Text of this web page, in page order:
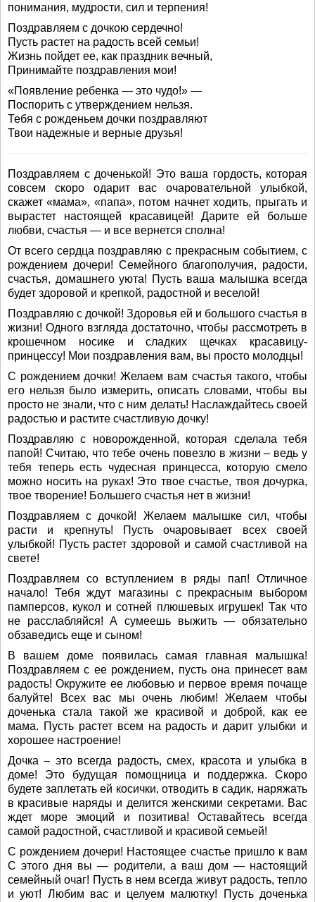
понимания, мудрости, сил и терпения!
Поздравляем с дочкою сердечно!
Пусть растет на радость всей семьи!
Жизнь пойдет ее, как праздник вечный,
Принимайте поздравления мои!
«Появление ребенка — это чудо!» —
Поспорить с утверждением нельзя.
Тебя с рожденьем дочки поздравляют
Твои надежные и верные друзья!
Поздравляем с доченькой! Это ваша гордость, которая
совсем скоро одарит вас очаровательной улыбкой,
скажет «мама», «папа», потом начнет ходить, прыгать и
вырастет настоящей красавицей! Дарите ей больше
любви, счастья — и все вернется сполна!
От всего сердца поздравляю с прекрасным событием, с
рождением дочери! Семейного благополучия, радости,
счастья, домашнего уюта! Пусть ваша малышка всегда
будет здоровой и крепкой, радостной и веселой!
Поздравляю с дочкой! Здоровья ей и большого счастья в
жизни! Одного взгляда достаточно, чтобы рассмотреть в
крошечном носике и сладких щечках красавицу-
принцессу! Мои поздравления вам, вы просто молодцы!
С рождением дочки! Желаем вам счастья такого, чтобы
его нельзя было измерить, описать словами, чтобы вы
просто не знали, что с ним делать! Наслаждайтесь своей
радостью и растите счастливую дочку!
Поздравляю с новорожденной, которая сделала тебя
папой! Считаю, что тебе очень повезло в жизни – ведь у
тебя теперь есть чудесная принцесса, которую смело
можно носить на руках! Это твое счастье, твоя дочурка,
твое творение! Большего счастья нет в жизни!
Поздравляем с дочкой! Желаем малышке сил, чтобы
расти и крепнуть! Пусть очаровывает всех своей
улыбкой! Пусть растет здоровой и самой счастливой на
свете!
Поздравляем со вступлением в ряды пап! Отличное
начало! Тебя ждут магазины с прекрасным выбором
памперсов, кукол и сотней плюшевых игрушек! Так что
не расслабляйся! А сумеешь выжить — обязательно
обзаведись еще и сыном!
В вашем доме появилась самая главная малышка!
Поздравляем с ее рождением, пусть она принесет вам
радость! Окружите ее любовью и первое время почаще
балуйте! Всех вас мы очень любим! Желаем чтобы
доченька стала такой же красивой и доброй, как ее
мама. Пусть растет всем на радость и дарит улыбки и
хорошее настроение!
Дочка – это всегда радость, смех, красота и улыбка в
доме! Это будущая помощница и поддержка. Скоро
будете заплетать ей косички, отводить в садик, наряжать
в красивые наряды и делится женскими секретами. Вас
ждет море эмоций и позитива! Оставайтесь всегда
самой радостной, счастливой и красивой семьей!
С рождением дочери! Настоящее счастье пришло к вам
С этого дня вы — родители, а ваш дом — настоящий
семейный очаг! Пусть в нем всегда живут радость, тепло
и уют! Любим вас и целуем малютку! Пусть доченька